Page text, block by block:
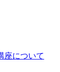
座について